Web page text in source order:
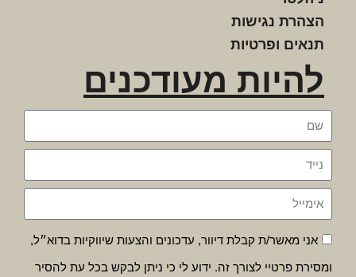
הצהרת נגישות
תנאים ופרטיות
להיות מעודכנים
אני מאשר/ת קבלת דיוור, עדכונים והצעות שיווקיות בדוא״ל,
ומסירת פרטיי לצורך זה. ידוע לי כי ניתן לבקש בכל עת להסיר